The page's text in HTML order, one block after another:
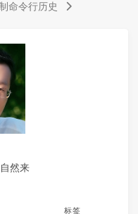
命令行历史
然来
标签